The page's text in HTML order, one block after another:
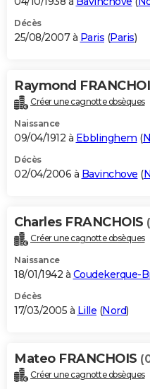
Décès
25/08/2007 à Paris (Paris)
Raymond
Créer une cagnotte obsèques
Naissance
09/04/1912 à Ebblinghem (
Décès
02/04/2006 à Bavinchove (
Charles FRANCHOIS
Créer une cagnotte obsèques
Naissance
18/01/1942 à Coudekerque-
Décès
17/03/2005 à Lille (Nord)
Mateo FRANCHOIS
Créer une cagnotte obsèques